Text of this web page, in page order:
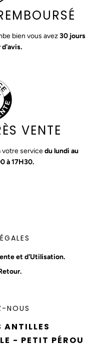
bien vous avez30 jours
d'avis.
VENTE
votre servicedu lundi au
à 17H30.
et d'Utilisation.
NOUS
ANTILLES
- PETIT PÉROU